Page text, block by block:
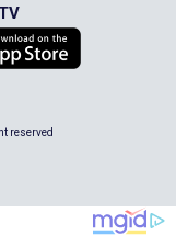
reserved